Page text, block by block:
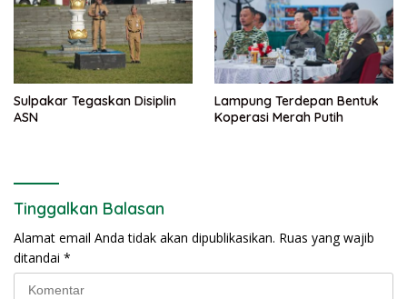
Sulpakar Tegaskan Disiplin
ASN
Lampung Terdepan Bentuk
Koperasi Merah Putih
Tinggalkan Balasan
Alamat email Anda tidak akan dipublikasikan. Ruas yang wajib
ditandai *